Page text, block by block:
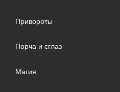
Привороты
Порча и сглаз
Магия